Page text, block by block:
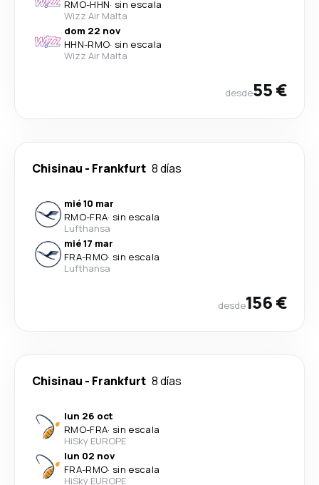
RMO-HHN· sin escala
Wizz Air Malta
dom 22 nov
HHN-RMO· sin escala
Wizz Air Malta
desde55 €
Chisinau - Frankfurt 8 días
mié 10 mar
RMO-FRA· sin escala
Lufthansa
mié 17 mar
FRA-RMO· sin escala
Lufthansa
desde156 €
Chisinau - Frankfurt 8 días
lun 26 oct
RMO-FRA· sin escala
HiSky EUROPE
lun 02 nov
FRA-RMO· sin escala
HiSky EUROPE